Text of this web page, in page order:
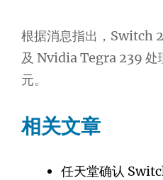
根据消息指出，Switch
及 Nvidia Tegra 239 处
元。
相关文章
任天堂确认